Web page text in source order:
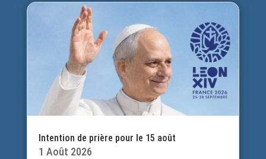
Intention de prière pour le 15 août
1 Août 2026